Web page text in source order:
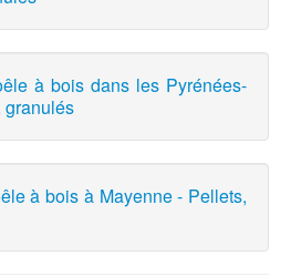
à bois dans les Pyrénées-
granulés
à bois à Mayenne - Pellets,